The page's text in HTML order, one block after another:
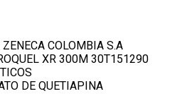
COLOMBIA S.A
XR 300M 30T151290
DE QUETIAPINA